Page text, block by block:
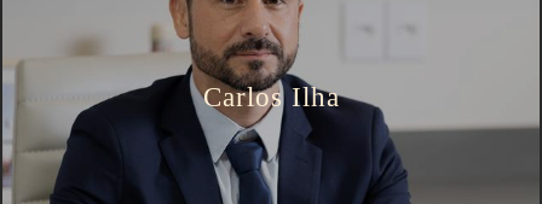
Carlos Ilha